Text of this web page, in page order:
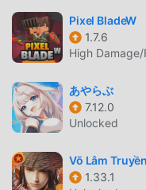
your survival strategy
🔥 Download Dino
the ultimate survival
the land, and rule the
DINO KING GIRIŞ
Dino King Son
olarak, tüm dünyada
kazandı. Dünyanın en
Pixel BladeW
1.7.6
High
あやらぶ
7.12.0
Unlocked
Võ Lâm
1.33.1